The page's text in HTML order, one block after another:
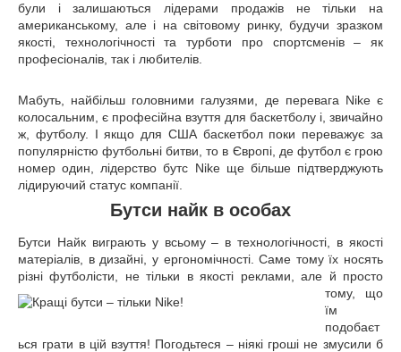
були і залишаються лідерами продажів не тільки на
американському, але і на світовому ринку, будучи зразком
якості, технологічності та турботи про спортсменів – як
професіоналів, так і любителів.
Мабуть, найбільш головними галузями, де перевага Nike є
колосальним, є професійна взуття для баскетболу і, звичайно
ж, футболу. І якщо для США баскетбол поки переважує за
популярністю футбольні битви, то в Європі, де футбол є грою
номер один, лідерство бутс Nike ще більше підтверджують
лідируючий статус компанії.
Бутси найк в особах
Бутси Найк виграють у всьому – в технологічності, в якості
матеріалів, в дизайні, у ергономічності. Саме тому їх носять
різні футболісти, не тільки в якості реклами, але й просто
тому, що
їм
подобаєт
ься грати в цій взуття! Погодьтеся – ніякі гроші не змусили б